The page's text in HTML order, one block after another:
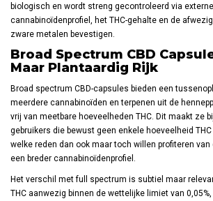
biologisch en wordt streng gecontroleerd via
cannabinoïdenprofiel, het THC-gehalte en de
zware metalen bevestigen.
Broad Spectrum CBD
Maar Plantaardig Rijk
Broad spectrum CBD-capsules bieden een
meerdere cannabinoïden en terpenen uit de
vrij van meetbare hoeveelheden THC. Dit maakt ze
gebruikers die bewust geen enkele hoeveelheid
welke reden dan ook maar toch willen profiteren
een breder cannabinoïdenprofiel.
Het verschil met full spectrum is subtiel maar
THC aanwezig binnen de wettelijke limiet van